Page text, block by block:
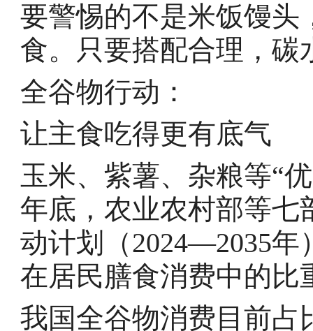
要警惕的不是米饭馒头
食。只要搭配合理，碳
全谷物行动：
让主食吃得更有底气
玉米、紫薯、杂粮等“
年底，农业农村部等七
动计划（2024—2035年
在居民膳食消费中的比
我国全谷物消费目前占